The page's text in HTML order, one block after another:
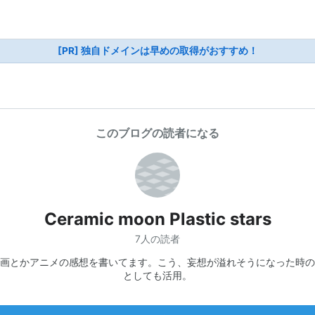
[PR] 独自ドメインは早めの取得がおすすめ！
このブログの読者になる
Ceramic moon Plastic stars
7人の読者
とかアニメの感想を書いてます。こう、妄想が溢れそうになった時
としても活用。